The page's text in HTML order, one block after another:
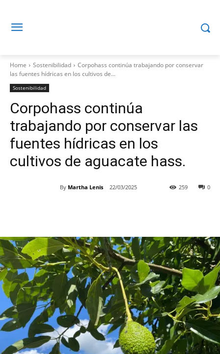
Home Sostenibilidad
Corpohass continúa trabajando por conservar
las fuentes hídricas en los cultivos de...
Sostenibilidad
Corpohass continúa
trabajando por conservar las
fuentes hídricas en los
cultivos de aguacate hass.
By Martha Lenis 22/03/2025 0
259